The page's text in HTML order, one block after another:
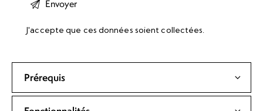
J'accepte que ces données soient collectées.
Prérequis
Maitrise des outils bureautique courants